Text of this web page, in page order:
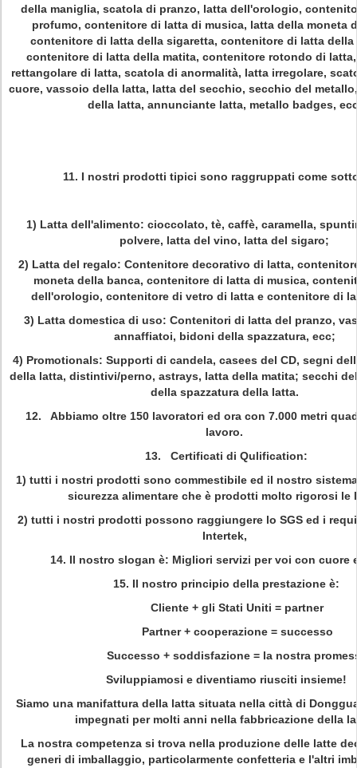
della maniglia, scatola di pranzo, latta dell'orologio,
profumo, contenitore di latta di musica, latta della moneta
contenitore di latta della sigaretta, contenitore di latta della
contenitore di latta della matita, contenitore rotondo di
rettangolare di latta, scatola di anormalità, latta irregolare,
cuore, vassoio della latta, latta del secchio, secchio del
della latta, annunciante latta, metallo badges,
11. I nostri prodotti tipici sono raggruppati come
1) Latta dell'alimento: cioccolato, tè, caffè, caramella,
polvere, latta del vino, latta del sigaro;
2) Latta del regalo: Contenitore decorativo di latta,
moneta della banca, contenitore di latta di musica,
dell'orologio, contenitore di vetro di latta e contenitore di
3) Latta domestica di uso: Contenitori di latta del pranzo,
annaffiatoi, bidoni della spazzatura, ecc;
4) Promotionals: Supporti di candela, casees del CD, segni
della latta, distintivi/perno, astrays, latta della matita; secchi
della spazzatura della latta.
12. Abbiamo oltre 150 lavoratori ed ora con 7.000 metri
lavoro.
13. Certificati di Qulification:
1) tutti i nostri prodotti sono commestibile ed il nostro
sicurezza alimentare che è prodotti molto rigorosi le
2) tutti i nostri prodotti possono raggiungere lo SGS ed i
Intertek,
14. Il nostro slogan è: Migliori servizi per voi con cuore
15. Il nostro principio della prestazione è:
Cliente + gli Stati Uniti = partner
Partner + cooperazione = successo
Successo + soddisfazione = la nostra
Sviluppiamosi e diventiamo riusciti insieme!
Siamo una manifattura della latta situata nella città di
impegnati per molti anni nella fabbricazione della
La nostra competenza si trova nella produzione delle latte
generi di imballaggio, particolarmente confetteria e l'altri